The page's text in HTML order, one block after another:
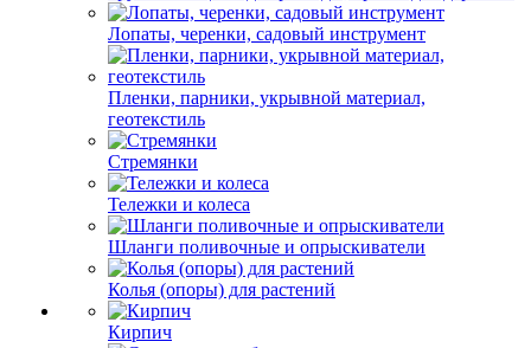
Лопаты, черенки, садовый инструмент
Пленки, парники, укрывной материал,
геотекстиль
Стремянки
Тележки и колеса
Шланги поливочные и опрыскиватели
Колья (опоры) для растений
Кирпич